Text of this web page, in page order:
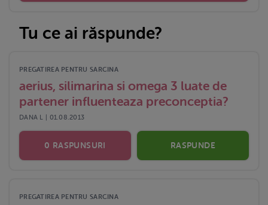
Tu ce ai răspunde?
PREGATIREA PENTRU SARCINA
aerius, silimarina si omega 3 luate de
partener influenteaza preconceptia?
DANA L | 01.08.2013
0 RASPUNSURI RASPUNDE
PREGATIREA PENTRU SARCINA